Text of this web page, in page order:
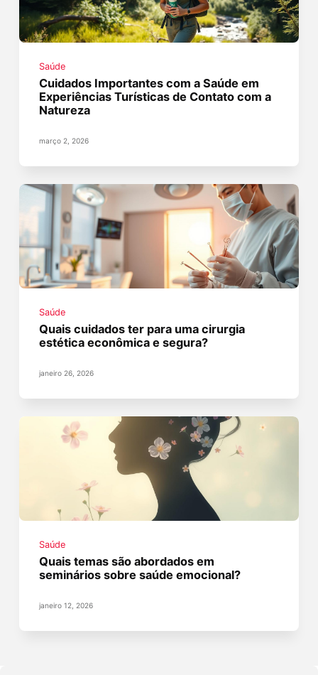
Saúde
Cuidados Importantes com a Saúde em
Experiências Turísticas de Contato com a
Natureza
março 2, 2026
Saúde
Quais cuidados ter para uma cirurgia
estética econômica e segura?
janeiro 26, 2026
Saúde
Quais temas são abordados em
seminários sobre saúde emocional?
janeiro 12, 2026